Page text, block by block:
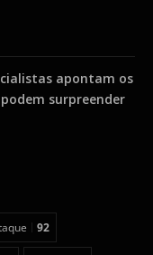
apontam os
surpreender
92